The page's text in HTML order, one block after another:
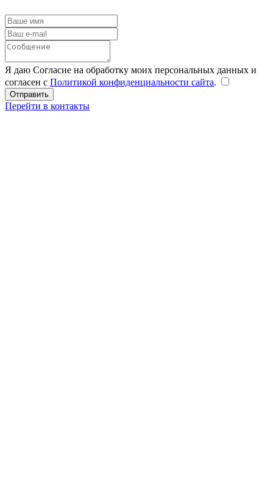
Я даю Согласие на обработку моих персональных данных и
согласен с Политикой конфиденциальности сайта.
Перейти в контакты